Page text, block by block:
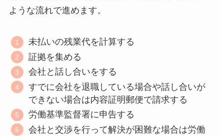
ような流れで進めます。
未払いの残業代を計算する
証拠を集める
会社と話し合いをする
すでに会社を退職している場合や話し合いが
できない場合は内容証明郵便で請求する
労働基準監督署に申告する
会社と交渉を行って解決が困難な場合は労働